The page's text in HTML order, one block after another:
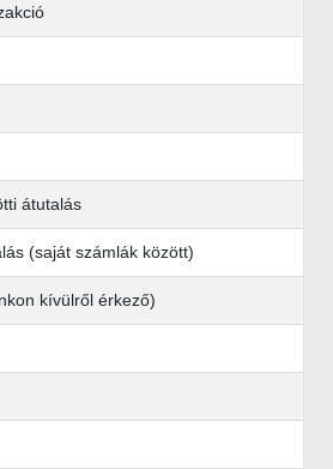
átutalás
(saját számlák között)
kívülről érkező)